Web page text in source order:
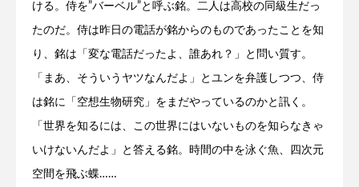
ける。侍を”バーベル”と呼ぶ銘。二人は高校の同級生だっ
たのだ。侍は昨日の電話が銘からのものであったことを知
り、銘は「変な電話だったよ、誰あれ？」と問い質す。
「まあ、そういうヤツなんだよ」とユンを弁護しつつ、侍
は銘に「空想生物研究」をまだやっているのかと訊く。
「世界を知るには、この世界にはいないものを知らなきゃ
いけないんだよ」と答える銘。時間の中を泳ぐ魚、四次元
空間を飛ぶ蝶……